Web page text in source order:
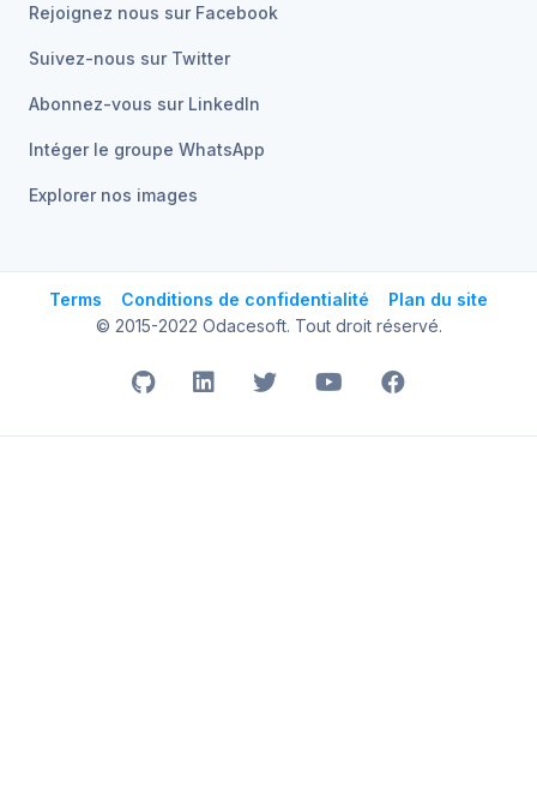
Rejoignez nous sur Facebook
Suivez-nous sur Twitter
Abonnez-vous sur LinkedIn
Intéger le groupe WhatsApp
Explorer nos images
Terms Conditions de confidentialité
Plan du site
© 2015-2022 Odacesoft. Tout droit réservé.